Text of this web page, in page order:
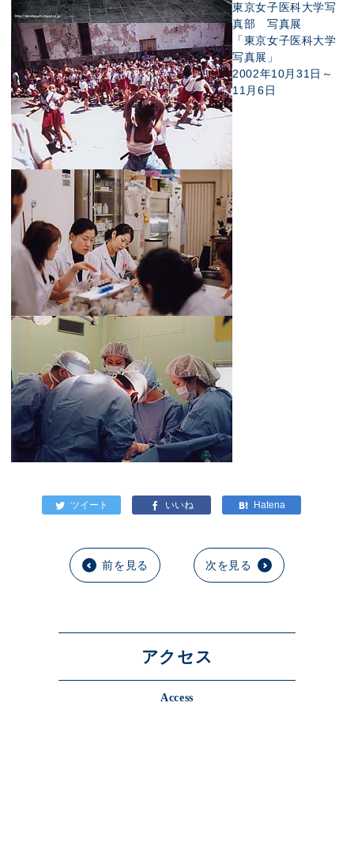
東京女子医科大学写
真部 写真展
「東京女子医科大学
写真展」
2002年10月31日～
11月6日
前を見る 次を見る
アクセス
Access